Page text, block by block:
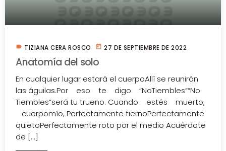
label TIZIANA CERA ROSCO today 27 DE SEPTIEMBRE DE 2022
Anatomía del solo
En cualquier lugar estará el cuerpoAllí se reunirán
las águilas.Por eso te digo “NoTiembles”“No
Tiembles”será tu trueno. Cuando estés muerto,
cuerpomío, Perfectamente tiernoPerfectamente
quietoPerfectamente roto por el medio Acuérdate
de [...]